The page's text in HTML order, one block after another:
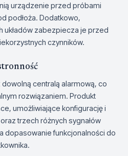
urządzenie przed próbami
podłoża. Dodatkowo,
układów zabezpiecza je przed
czynników.
centralą alarmową, co
rozwiązaniem. Produkt
umożliwiające konfigurację i
trzech różnych sygnałów
dopasowanie funkcjonalności do